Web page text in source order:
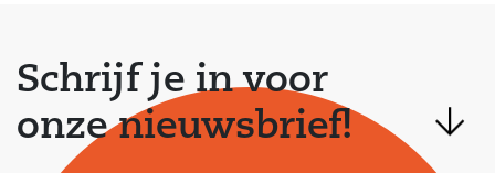
Schrijf je in voor
onze nieuwsbrief!